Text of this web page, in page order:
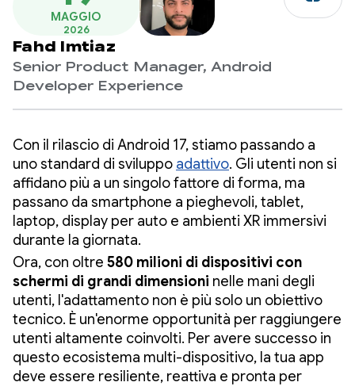
MAGGIO
2026
Fahd Imtiaz
Senior Product Manager, Android
Developer Experience
Con il rilascio di Android 17, stiamo passando a
uno standard di sviluppo adattivo. Gli utenti non si
affidano più a un singolo fattore di forma, ma
passano da smartphone a pieghevoli, tablet,
laptop, display per auto e ambienti XR immersivi
durante la giornata.
Ora, con oltre 580 milioni di dispositivi con
schermi di grandi dimensioni nelle mani degli
utenti, l'adattamento non è più solo un obiettivo
tecnico. È un'enorme opportunità per raggiungere
utenti altamente coinvolti. Per avere successo in
questo ecosistema multi-dispositivo, la tua app
deve essere resiliente, reattiva e pronta per